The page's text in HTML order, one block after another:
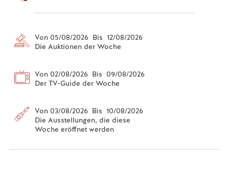
Von 05/08/2026 Bis 12/08/2026
Die Auktionen der Woche
Von 02/08/2026 Bis 09/08/2026
Der TV-Guide der Woche
Von 03/08/2026 Bis 10/08/2026
Die Ausstellungen, die diese
Woche eröffnet werden